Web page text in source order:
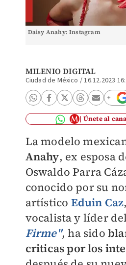
Daisy Anahy: Instagram
MILENIO DIGITAL
Ciudad de México /16.12.2023
Únete al
La modelo
Anahy, ex esposa
Oswaldo Parra
conocido por su
artístico Eduin Caz
vocalista y líder
Firme'',ha sido
criticas por los